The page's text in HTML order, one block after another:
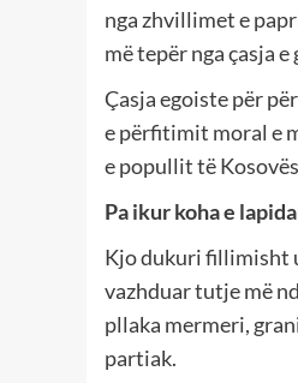
nga zhvillimet e
më tepër nga çasja
Çasja egoiste për
e përfitimit moral e
e popullit të
Pa ikur koha e
Kjo dukuri fillimisht
vazhduar tutje më
pllaka mermeri,
partiak.